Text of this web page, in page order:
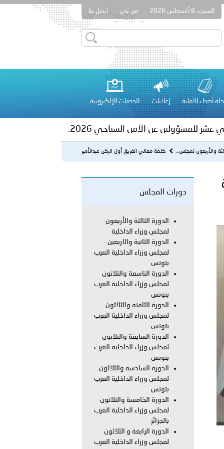
السبت، 8 أغسطس 2026 من نحن اتصل بنا
أصداء الأمانة إعلانات الخدمات الإلكترونية
الأميريين معالي النائب الأول لرئيس مجلس الوزراء
العام..
الأعيان المدنية في مدينة نـجران
عشر للمسؤولين عن الأمن السياحي 2026.
والكلية الدولية الجامعية للعلوم والصحة توقعان اتفاقية
تحذر من زيادة عدد الركاب في المركبات حفاظًا على سلامة
تطلع وفد الشرطة الإيطالية على منظومتي التأهيل الشرطي
تنظم حملة للتبرع بالدم في منطقة الظفرة تعزيزا للمسؤولية
الأميريين معالي النائب الأول لرئيس مجلس الوزراء
والأربعون لمجلس... كلمة معالي الفريق أول الركن عبدالأمير
دورات المجلس
الدورة الثالثة والأربعون
لمجلس وزراء الداخلية
الدورة الثانية والاربعين
لمجلس وزراء الداخلية العرب
بتونس
الدورة التاسعة والثلاثون
لمجلس وزراء الداخلية العرب
بتونس
الدورة الثامنة والثلاثون
لمجلس وزراء الداخلية العرب
بتونس
الدورة السابعة والثلاثون
لمجلس وزراء الداخلية العرب
بتونس
الدورة السادسة والثلاثون
لمجلس وزراء الداخلية العرب
بتونس
الدورة الخامسة والثلاثون
لمجلس وزراء الداخلية العرب
بالجزائر
الدورة الرابعة و الثلاثون
لمجلس وزراء الداخلية العرب